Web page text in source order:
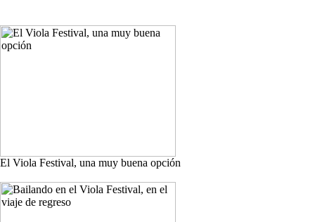
El Viola Festival, una muy buena opción